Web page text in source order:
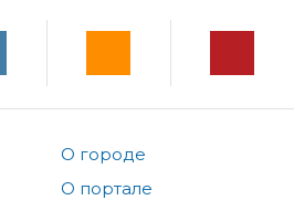
О городе
О портале